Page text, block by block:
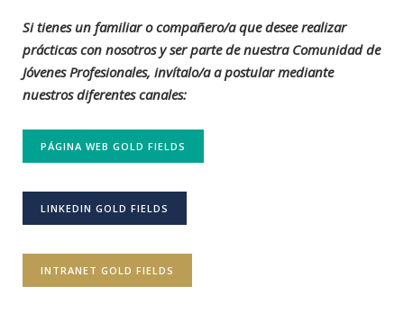
Si tienes un familiar o compañero/a que desee realizar
prácticas con nosotros y ser parte de nuestra Comunidad de
Jóvenes Profesionales, invítalo/a a postular mediante
nuestros diferentes canales:
PÁGINA WEB GOLD FIELDS
LINKEDIN GOLD FIELDS
INTRANET GOLD FIELDS